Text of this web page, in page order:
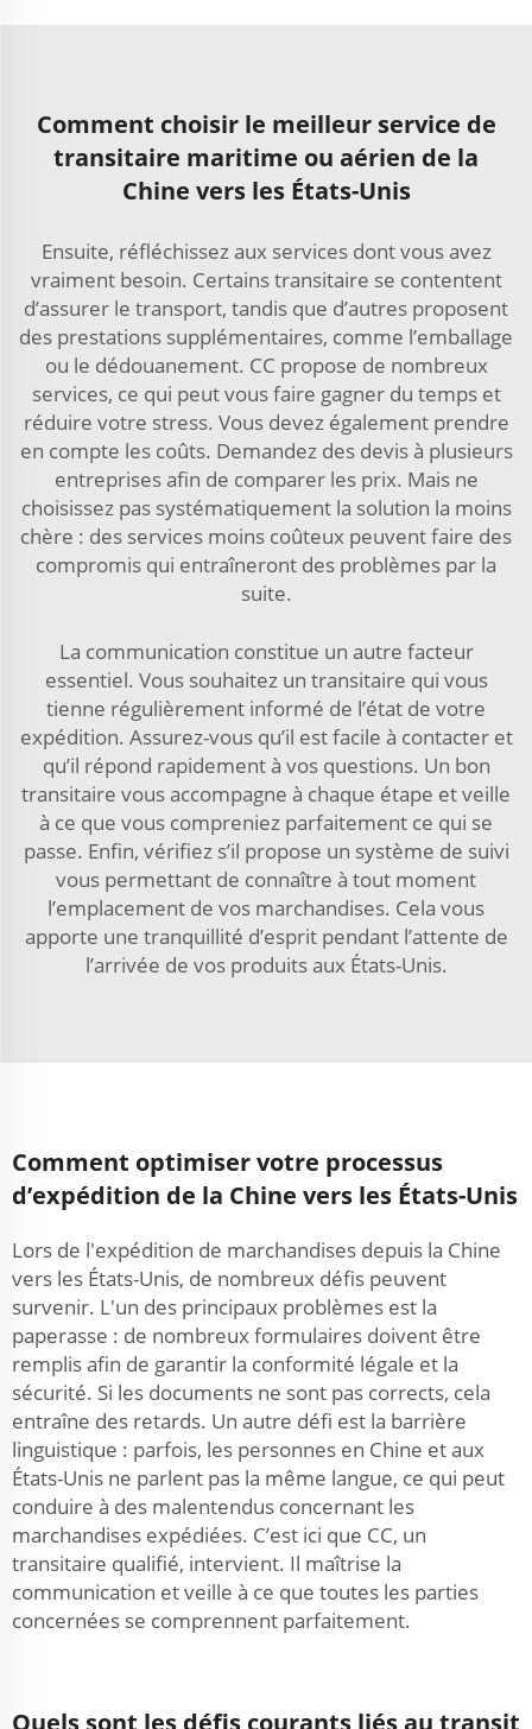
Comment choisir le meilleur service de
transitaire maritime ou aérien de la
Chine vers les États-Unis
Ensuite, réfléchissez aux services dont vous avez
vraiment besoin. Certains transitaire se contentent
d’assurer le transport, tandis que d’autres proposent
des prestations supplémentaires, comme l’emballage
ou le dédouanement. CC propose de nombreux
services, ce qui peut vous faire gagner du temps et
réduire votre stress. Vous devez également prendre
en compte les coûts. Demandez des devis à plusieurs
entreprises afin de comparer les prix. Mais ne
choisissez pas systématiquement la solution la moins
chère : des services moins coûteux peuvent faire des
compromis qui entraîneront des problèmes par la
suite.
La communication constitue un autre facteur
essentiel. Vous souhaitez un transitaire qui vous
tienne régulièrement informé de l’état de votre
expédition. Assurez-vous qu’il est facile à contacter et
qu’il répond rapidement à vos questions. Un bon
transitaire vous accompagne à chaque étape et veille
à ce que vous compreniez parfaitement ce qui se
passe. Enfin, vérifiez s’il propose un système de suivi
vous permettant de connaître à tout moment
l’emplacement de vos marchandises. Cela vous
apporte une tranquillité d’esprit pendant l’attente de
l’arrivée de vos produits aux États-Unis.
Comment optimiser votre processus
d’expédition de la Chine vers les États-Unis
Lors de l'expédition de marchandises depuis la Chine
vers les États-Unis, de nombreux défis peuvent
survenir. L'un des principaux problèmes est la
paperasse : de nombreux formulaires doivent être
remplis afin de garantir la conformité légale et la
sécurité. Si les documents ne sont pas corrects, cela
entraîne des retards. Un autre défi est la barrière
linguistique : parfois, les personnes en Chine et aux
États-Unis ne parlent pas la même langue, ce qui peut
conduire à des malentendus concernant les
marchandises expédiées. C’est ici que CC, un
transitaire qualifié, intervient. Il maîtrise la
communication et veille à ce que toutes les parties
concernées se comprennent parfaitement.
Quels sont les défis courants liés au transit